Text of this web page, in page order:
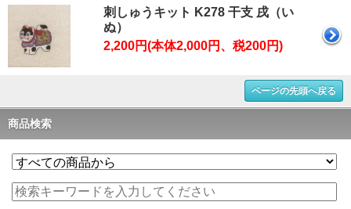
刺しゅうキット K278 干支 戌（い
ぬ）
2,200円(本体2,000円、税200円)
ページの先頭へ戻る
商品検索